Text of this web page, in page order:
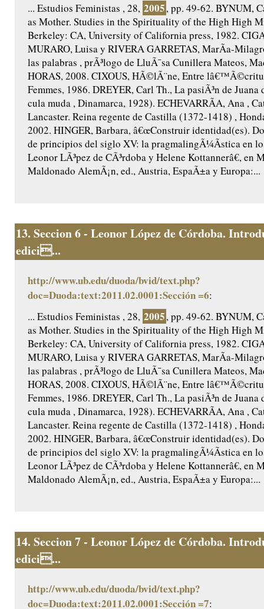
... Estudios Feministas , 28, 2005, pp. 49-62. BYNUM,
as Mother. Studies in the Spirituality of the High High
Berkeley: CA, University of California press, 1982.
MURARO, Luisa y RIVERA GARRETAS, MarÃ­a-
las palabras , prÃ³logo de LluÃ¯sa Cunillera Mateos,
HORAS, 2008. CIXOUS, HÃ©lÃ¨ne, Entre
Femmes, 1986. DREYER, Carl Th., La pasiÃ³n de
cula muda , Dinamarca, 1928). ECHEVARRÃA, Ana ,
Lancaster. Reina regente de Castilla (1372-1418) ,
2002. HINGER, Barbara, â€œConstruir identidad(es).
de principios del siglo XV: la pragmalingÃ¼Ã­stica en
Leonor LÃ³pez de CÃ³rdoba y Helene Kottannerâ€, en
Maldonado AlemÃ¡n, ed., Austria, EspaÃ±a y Europa:...
13. Seccion 6 - Leonor López de Córdoba.
edici...
http://www.ub.edu/duoda/bvid/text.php?
doc=Duoda:text:2011.02.0001:Sección =6:
... Estudios Feministas , 28, 2005, pp. 49-62. BYNUM,
as Mother. Studies in the Spirituality of the High High
Berkeley: CA, University of California press, 1982.
MURARO, Luisa y RIVERA GARRETAS, MarÃ­a-
las palabras , prÃ³logo de LluÃ¯sa Cunillera Mateos,
HORAS, 2008. CIXOUS, HÃ©lÃ¨ne, Entre
Femmes, 1986. DREYER, Carl Th., La pasiÃ³n de
cula muda , Dinamarca, 1928). ECHEVARRÃA, Ana ,
Lancaster. Reina regente de Castilla (1372-1418) ,
2002. HINGER, Barbara, â€œConstruir identidad(es).
de principios del siglo XV: la pragmalingÃ¼Ã­stica en
Leonor LÃ³pez de CÃ³rdoba y Helene Kottannerâ€, en
Maldonado AlemÃ¡n, ed., Austria, EspaÃ±a y Europa:...
14. Seccion 7 - Leonor López de Córdoba.
edici...
http://www.ub.edu/duoda/bvid/text.php?
doc=Duoda:text:2011.02.0001:Sección =7: